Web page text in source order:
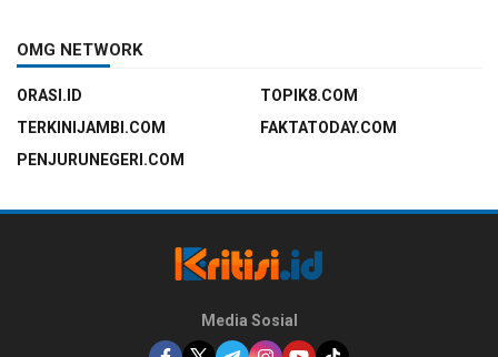
OMG NETWORK
ORASI.ID
TOPIK8.COM
TERKINIJAMBI.COM
FAKTATODAY.COM
PENJURUNEGERI.COM
Media Sosial